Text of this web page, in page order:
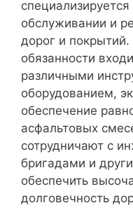
обслуживании и
дорог и
обязанности
различными
оборудованием,
обеспечение
асфальтовых
сотрудничают с
бригадами и
обеспечить
долговечность